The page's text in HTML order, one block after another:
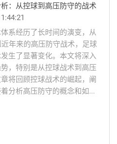
：从控球到高压防守的战术
系经历了长时间的演变，从
年来的高压防守战术，足球
生了显著变化。本文将深入
，特别是从控球战术到高压
将回顾控球战术的崛起，阐
分析高压防守的概念和如...